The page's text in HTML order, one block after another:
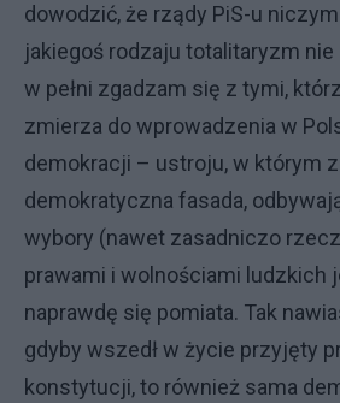
dowodzić, że rządy PiS-u
jakiegoś rodzaju totalitaryzm
w pełni zgadzam się z tymi,
zmierza do wprowadzenia w
demokracji – ustroju, w którym
demokratyczna fasada,
wybory (nawet zasadniczo
prawami i wolnościami ludzkich
naprawdę się pomiata. Tak
gdyby wszedł w życie przyjęty
konstytucji, to również sama